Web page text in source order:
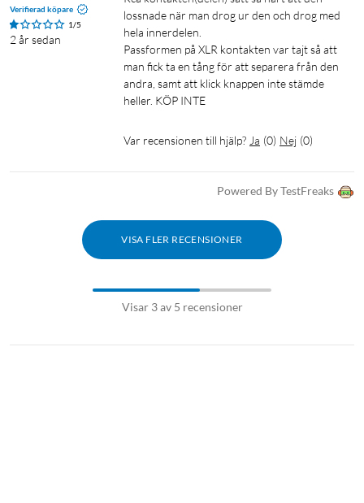
Verifierad köpare
1/5
2 år sedan
lossnade när man drog ur den och drog med
hela innerdelen.
Passformen på XLR kontakten var tajt så att
man fick ta en tång för att separera från den
andra, samt att klick knappen inte stämde
heller. KÖP INTE
Var recensionen till hjälp? Ja (0) Nej (0)
Powered By TestFreaks
VISA FLER RECENSIONER
Visar 3 av 5 recensioner